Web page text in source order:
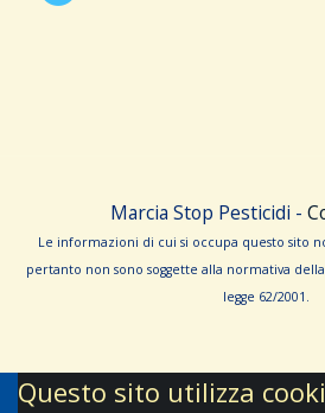
Marcia Stop Pesticidi -
Le informa­zioni di cui si occupa questo sito
pertanto non sono sog­gette alla normativa
leg­ge 62/­2001.
Questo sito utilizza